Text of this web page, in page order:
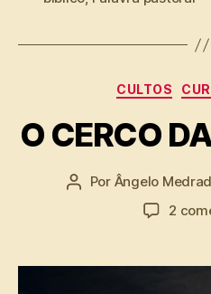
CULTOS
O CERCO
Autor
Por Ângelo
2